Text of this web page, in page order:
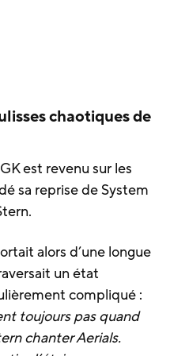
chaotiques de
est revenu sur les
sa reprise de System
alors d’une longue
un état
compliqué :
toujours pas quand
chanter Aerials.